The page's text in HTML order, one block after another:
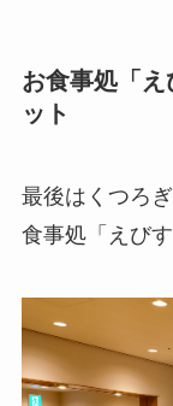
お食事処「
ット
最後はくつろ
食事処「えびす